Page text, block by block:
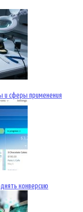
и сферы применения
конверсию